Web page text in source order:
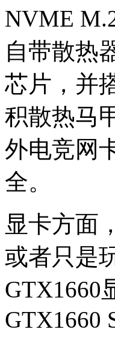
NVME
自带散热
芯片，并
积散热马
外电竞网
全。
显卡方面
或者只是
GTX1660
GTX1660